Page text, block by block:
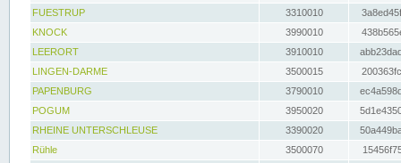
FUESTRUP
3310010
KNOCK
3990010
LEERORT
3910010
LINGEN-DARME
3500015
PAPENBURG
3790010
POGUM
3950020
RHEINE UNTERSCHLEUSE
3390020
Rühle
3500070